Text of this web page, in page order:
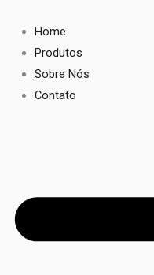
conteúdo
Home
Produtos
Sobre Nós
Contato